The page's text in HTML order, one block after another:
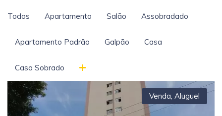
Todos Apartamento Salão Assobradado
Apartamento Padrão Galpão Casa
Casa Sobrado
Venda, Aluguel